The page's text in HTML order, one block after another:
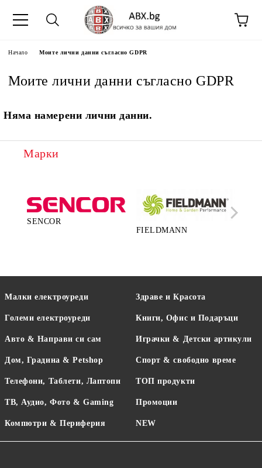
Начало Моите лични данни съгласно GDPR
Моите лични данни съгласно GDPR
Няма намерени лични данни.
Марки
SENCOR
FIELDMANN
Малки електроуреди
Големи електроуреди
Авто & Направи си сам
Дом, Градина & Petshop
Телефони, Таблети, Лаптопи
ТВ, Аудио, Фото & Gaming
Компютри & Периферия
Здраве и Красота
Книги, Офис и Подаръци
Играчки & Детски артикули
Спорт & свободно време
ТОП продукти
Промоции
NEW